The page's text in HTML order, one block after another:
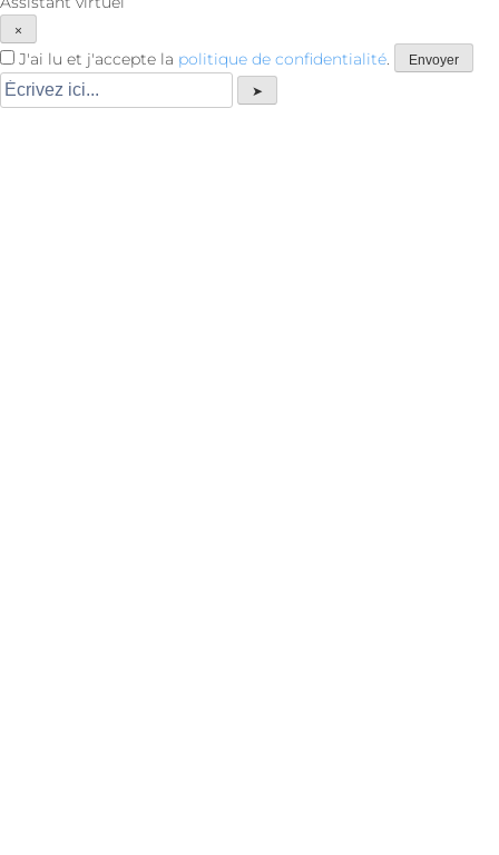
×
J'ai lu et j'accepte la politique de confidentialité. Envoyer
➤